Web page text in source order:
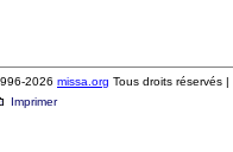
2026 missa.org Tous droits réservés |
Imprimer